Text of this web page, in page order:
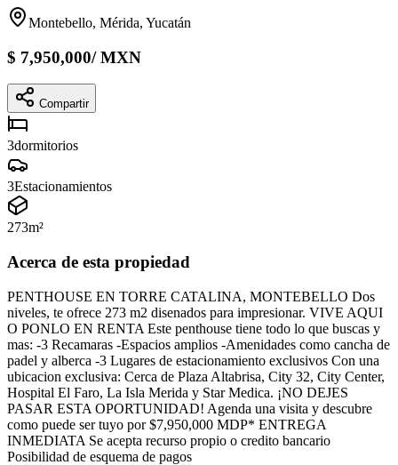
Montebello, Mérida, Yucatán
$ 7,950,000/MXN
Compartir
3dormitorios
3Estacionamientos
273m²
Acerca de esta propiedad
PENTHOUSE EN TORRE CATALINA, MONTEBELLO Dos
niveles, te ofrece 273 m2 disenados para impresionar. VIVE AQUI
O PONLO EN RENTA Este penthouse tiene todo lo que buscas y
mas: -3 Recamaras -Espacios amplios -Amenidades como cancha de
padel y alberca -3 Lugares de estacionamiento exclusivos Con una
ubicacion exclusiva: Cerca de Plaza Altabrisa, City 32, City Center,
Hospital El Faro, La Isla Merida y Star Medica. ¡NO DEJES
PASAR ESTA OPORTUNIDAD! Agenda una visita y descubre
como puede ser tuyo por $7,950,000 MDP* ENTREGA
INMEDIATA Se acepta recurso propio o credito bancario
Posibilidad de esquema de pagos